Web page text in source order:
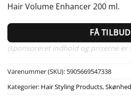
Hair Volume Enhancer 200 ml.
FÅ TILBUD
(sponsoreret indhold og priserne er
Varenummer (SKU): 5905669547338
Kategorier: Hair Styling Products,Skønhed